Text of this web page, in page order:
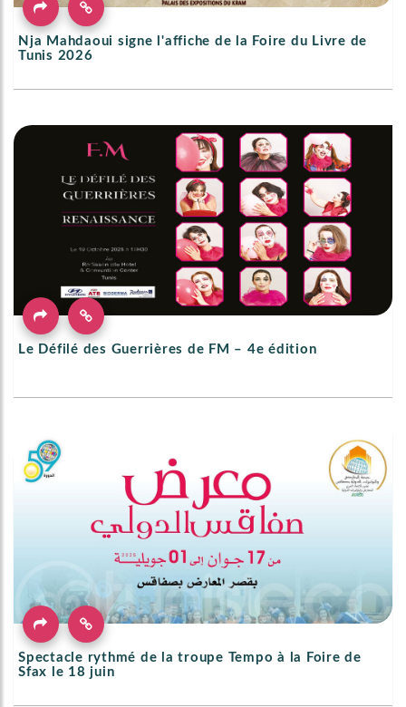
Nja Mahdaoui signe l'affiche de la Foire du Livre de
Tunis 2026
Le Défilé des Guerrières de FM – 4e édition
Spectacle rythmé de la troupe Tempo à la Foire de
Sfax le 18 juin